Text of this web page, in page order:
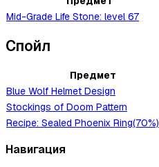
Mid-Grade Life Stone: level 67
Спойл
Предмет
Blue Wolf Helmet Design
Stockings of Doom Pattern
Recipe: Sealed Phoenix Ring(70%)
Навигация